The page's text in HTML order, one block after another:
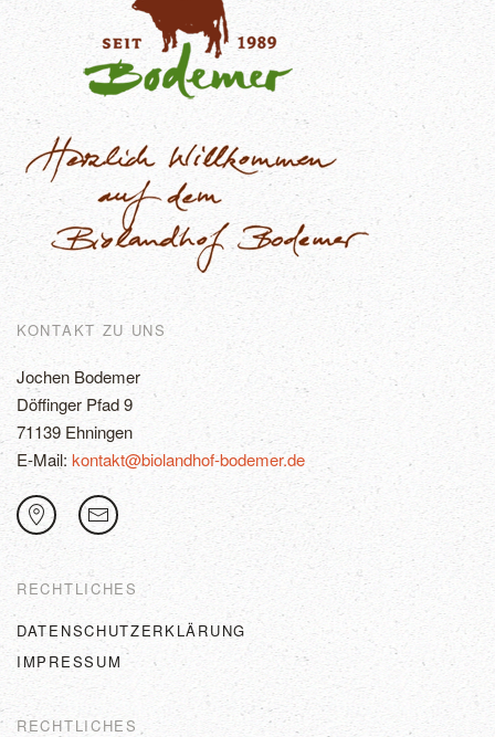
KONTAKT ZU UNS
Jochen Bodemer
Döffinger Pfad 9
71139 Ehningen
E-Mail: kontakt@biolandhof-bodemer.de
RECHTLICHES
DATENSCHUTZERKLÄRUNG
IMPRESSUM
RECHTLICHES